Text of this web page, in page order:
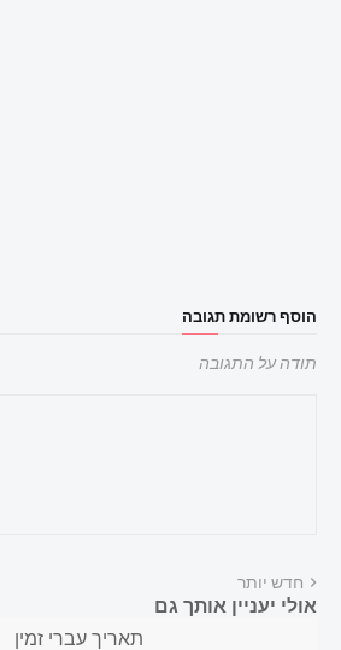
הוסף רשומת תגובה
תודה על התגובה
חדש יותר
אולי יעניין אותך גם
תאריך עברי זמין